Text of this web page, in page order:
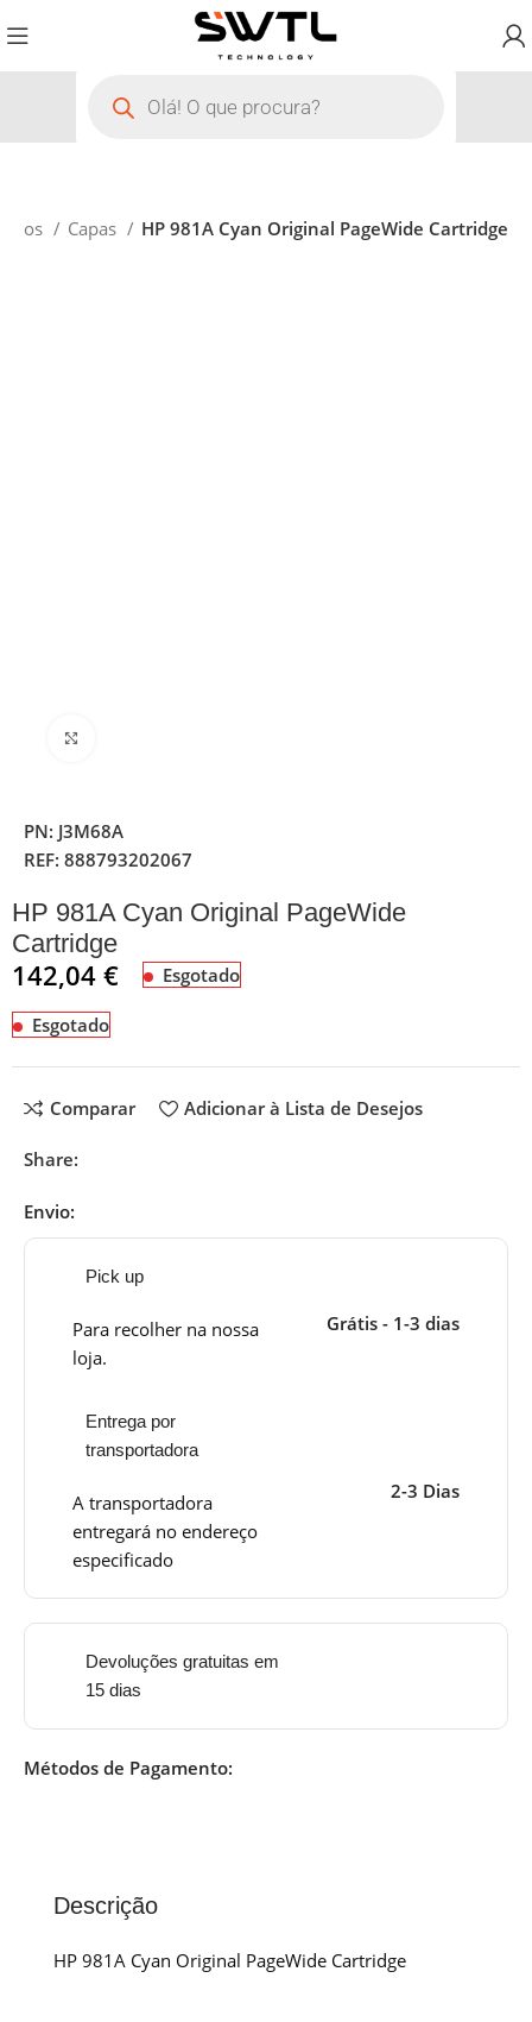
Capas HP 981A Cyan Original PageWide Cartridge
PN: J3M68A
REF:888793202067
HP 981A Cyan Original PageWide
Cartridge
142,04€ Esgotado
Esgotado
Comparar Adicionar à Lista de Desejos
Share:
Envio:
Pick up
Para recolher na nossa
loja.
Grátis - 1-3 dias
Entrega por
transportadora
A transportadora
entregará no endereço
especificado
2-3 Dias
Devoluções gratuitas em
15 dias
Métodos de Pagamento:
Descrição
HP 981A Cyan Original PageWide Cartridge